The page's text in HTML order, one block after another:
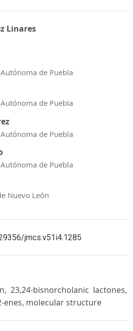
Linares
de Puebla
de Puebla
de Puebla
de Puebla
Nuevo León
jmcs.v51i4.1285
23,24-bisnorcholanic lactones,
enes, molecular structure